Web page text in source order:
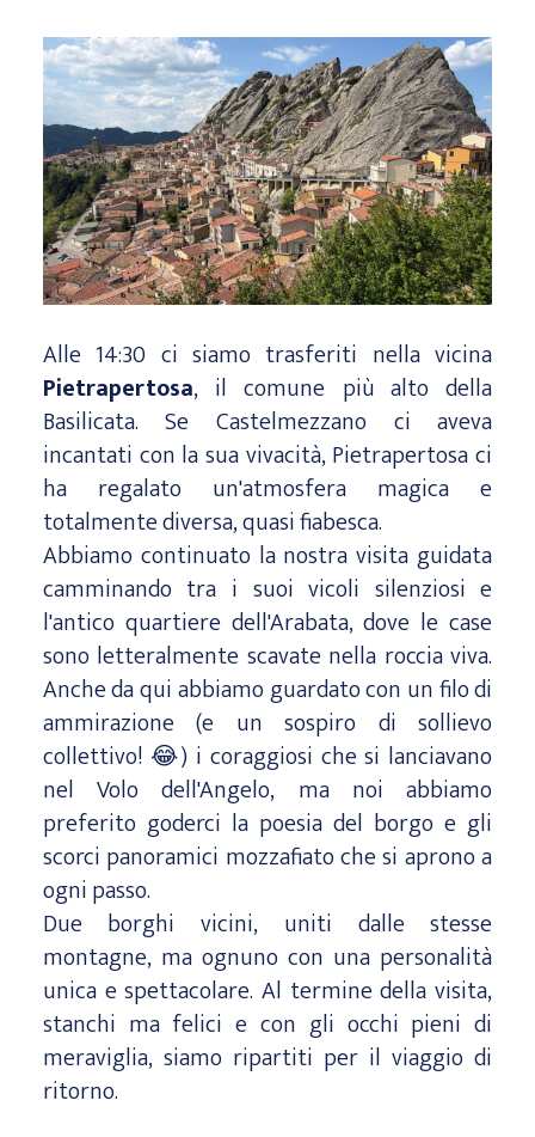
Alle 14:30 ci siamo trasferiti nella vicina
Pietrapertosa, il comune più alto della
Basilicata. Se Castelmezzano ci aveva
incantati con la sua vivacità, Pietrapertosa ci
ha regalato un'atmosfera magica e
totalmente diversa, quasi fiabesca.
Abbiamo continuato la nostra visita guidata
camminando tra i suoi vicoli silenziosi e
l'antico quartiere dell'Arabata, dove le case
sono letteralmente scavate nella roccia viva.
Anche da qui abbiamo guardato con un filo di
ammirazione (e un sospiro di sollievo
collettivo! 😂) i coraggiosi che si lanciavano
nel Volo dell'Angelo, ma noi abbiamo
preferito goderci la poesia del borgo e gli
scorci panoramici mozzafiato che si aprono a
ogni passo.
Due borghi vicini, uniti dalle stesse
montagne, ma ognuno con una personalità
unica e spettacolare. Al termine della visita,
stanchi ma felici e con gli occhi pieni di
meraviglia, siamo ripartiti per il viaggio di
ritorno.